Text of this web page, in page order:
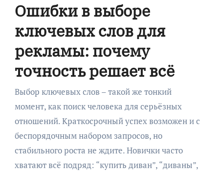
Ошибки в выборе
ключевых слов для
рекламы: почему
точность решает всё
Выбор ключевых слов – такой же тонкий
момент, как поиск человека для серьёзных
отношений. Краткосрочный успех возможен и с
беспорядочным набором запросов, но
стабильного роста не ждите. Новички часто
хватают всё подряд: “купить диван”, “диваны”,